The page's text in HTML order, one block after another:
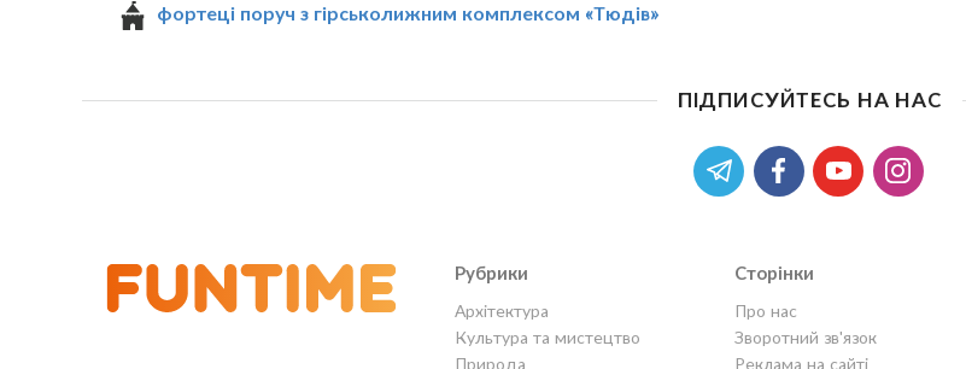
фортеці поруч з гірськолижним комплексом «Тюдів»
ПІДПИСУЙТЕСЬ НА НАС
Рубрики
Архітектура
Культура та мистецтво
Природа
Сторінки
Про нас
Зворотний зв'язок
Реклама на сайті